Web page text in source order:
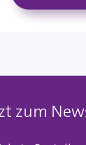
zum